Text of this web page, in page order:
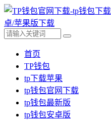
首页
TP钱包
tp下载苹果
tp钱包官网下载
tp钱包最新版
tp钱包安卓版